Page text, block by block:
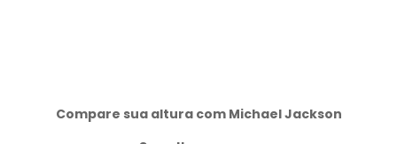
Compare sua altura com Michael Jackson